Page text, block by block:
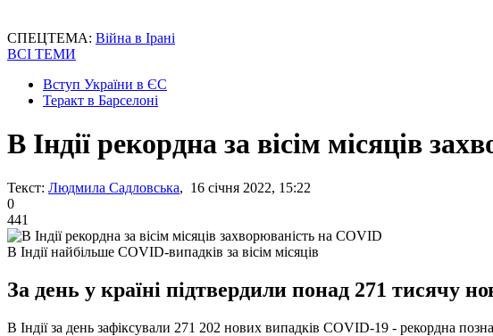
СПЕЦТЕМА: Війна в Ірані
ВСІ ТЕМИ
Вступ України в ЄС
Теракт в Барселоні
В Індії рекордна за вісім місяців
Текст: Людмила Садловська, 16 січня 2022, 15:22
0
441
В Індії найбільше COVID-випадків за вісім місяців
За день у країні підтвердили понад 271 тисячу
В Індії за день зафіксували 271 202 нових випадків COVID-19 - рекордна